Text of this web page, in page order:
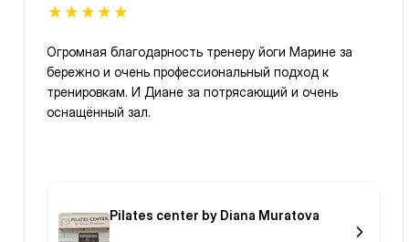
Огромная благодарность тренеру йоги Марине за
бережно и очень профессиональный подход к
тренировкам. И Диане за потрясающий и очень
оснащённый зал.
Pilates center by Diana Muratova